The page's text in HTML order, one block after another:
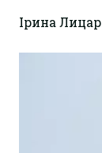
Ірина Лицар